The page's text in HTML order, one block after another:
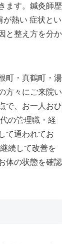
ます。鍼灸師歴
が熱い 症状とい
と整え方を分か
町・真鶴町・湯
方々にご来院い
で、お一人おひ
の管理職・経
て通われてお
続して改善を
体の状態を確認